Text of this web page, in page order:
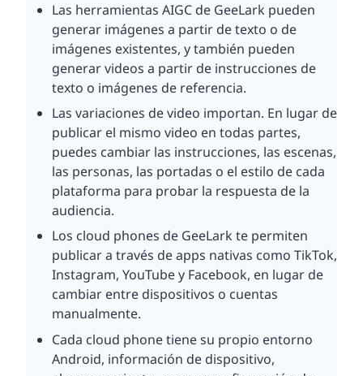
Las herramientas AIGC de GeeLark pueden
generar imágenes a partir de texto o de
imágenes existentes, y también pueden
generar videos a partir de instrucciones de
texto o imágenes de referencia.
Las variaciones de video importan. En lugar de
publicar el mismo video en todas partes,
puedes cambiar las instrucciones, las escenas,
las personas, las portadas o el estilo de cada
plataforma para probar la respuesta de la
audiencia.
Los cloud phones de GeeLark te permiten
publicar a través de apps nativas como TikTok,
Instagram, YouTube y Facebook, en lugar de
cambiar entre dispositivos o cuentas
manualmente.
Cada cloud phone tiene su propio entorno
Android, información de dispositivo,